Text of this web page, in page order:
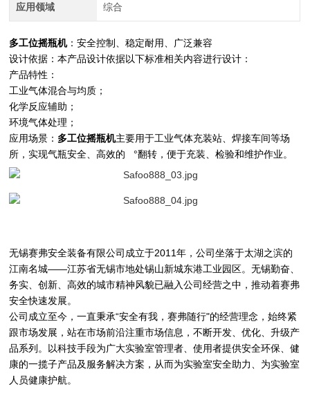
应用领域 综合
多工位摇瓶机：安全控制、稳定耐用、广泛兼容
设计依据：本产品设计依据以下标准相关内容进行设计：
产品特性：
工业气体混合与均质；
化学反应辅助；
环境气体处理；
应用场景： 多工位摇瓶机主要用于工业气体充装站、焊接车间等场
所，实现气瓶安全、高效的 °翻转，便于充装、检验和维护作业。
无锡赛弗安全装备有限公司成立于2011年，公司坐落于太湖之滨的
江南名城——江苏省无锡市地处锡山新城东港工业园区。无锡勤奋、
务实、创新、高效的城市精神风貌已融入公司经营之中，推动着赛弗
安全快速发展。
公司成立至今，一直秉承“安全有我，赛弗随行"的经营理念，始终紧
跟市场发展，站在市场前沿注重市场信息，不断开发、优化、升级产
品系列。以科技手段为广大实验室管理者、使用者提供安全环保、健
康的一揽子产品及服务解决方案，从而为实验室安全助力、为实验室
人员健康护航。